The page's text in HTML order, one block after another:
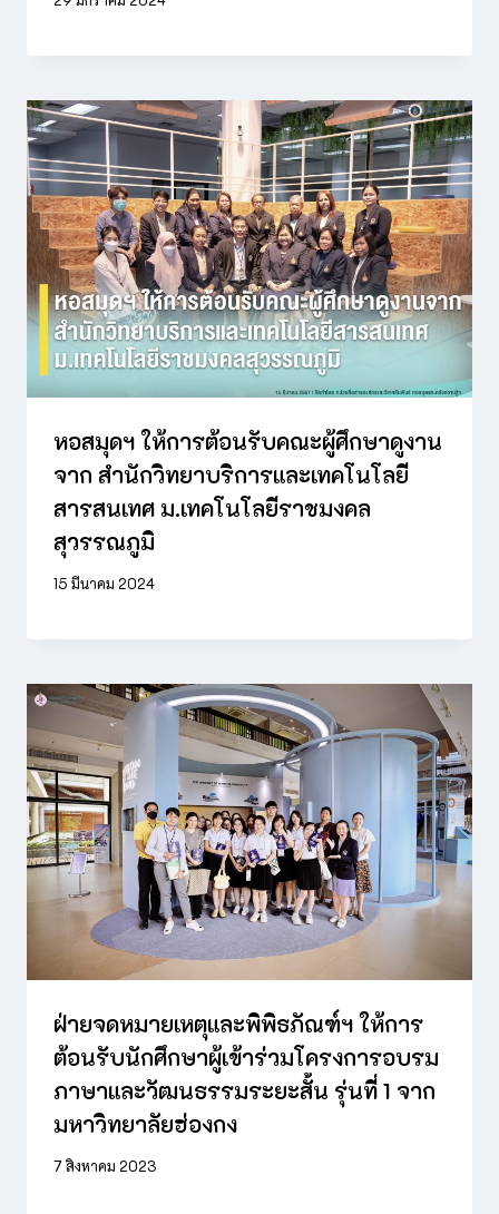
หอสมุดฯ ให้การต้อนรับคณะผู้ศึกษาดูงาน
จาก สำนักวิทยาบริการและเทคโนโลยี
สารสนเทศ ม.เทคโนโลยีราชมงคล
สุวรรณภูมิ
15 มีนาคม 2024
ฝ่ายจดหมายเหตุและพิพิธภัณฑ์ฯ ให้การ
ต้อนรับนักศึกษาผู้เข้าร่วมโครงการอบรม
ภาษาและวัฒนธรรมระยะสั้น รุ่นที่ 1 จาก
มหาวิทยาลัยฮ่องกง
7 สิงหาคม 2023